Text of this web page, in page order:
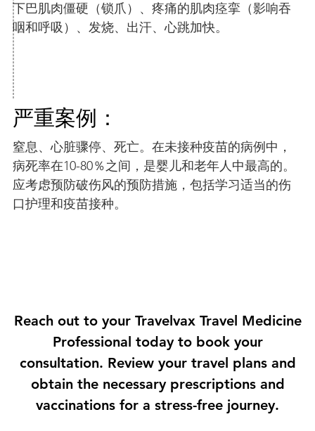
下巴肌肉僵硬（锁爪）、疼痛的肌肉痉挛（影响吞
咽和呼吸）、发烧、出汗、心跳加快。
严重案例：
窒息、心脏骤停、死亡。在未接种疫苗的病例中，
病死率在10-80％之间，是婴儿和老年人中最高的。
应考虑预防破伤风的预防措施，包括学习适当的伤
口护理和疫苗接种。
Reach out to your Travelvax Travel Medicine
Professional today to book your
consultation. Review your travel plans and
obtain the necessary prescriptions and
vaccinations for a stress-free journey.